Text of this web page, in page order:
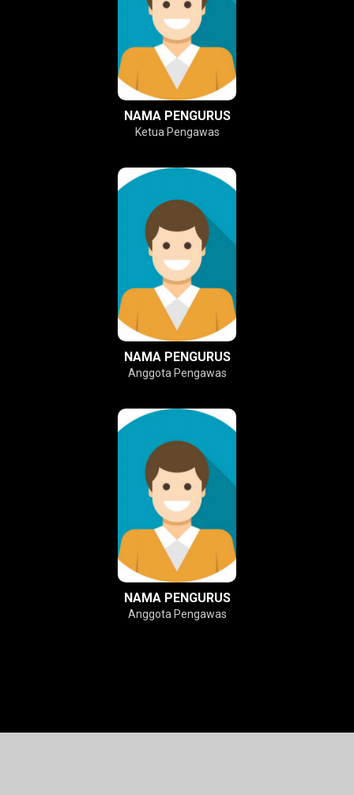
NAMA PENGURUS
Ketua Pengawas
NAMA PENGURUS
Anggota Pengawas
NAMA PENGURUS
Anggota Pengawas